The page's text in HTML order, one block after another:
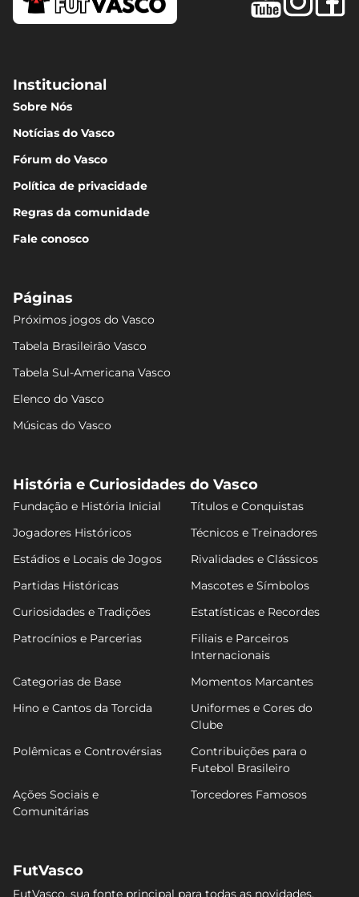
Institucional
Sobre Nós
Notícias do Vasco
Fórum do Vasco
Política de privacidade
Regras da comunidade
Fale conosco
Páginas
Próximos jogos do Vasco
Tabela Brasileirão Vasco
Tabela Sul-Americana Vasco
Elenco do Vasco
Músicas do Vasco
História e Curiosidades do Vasco
Fundação e História Inicial
Títulos e Conquistas
Jogadores Históricos
Técnicos e Treinadores
Estádios e Locais de Jogos
Rivalidades e Clássicos
Partidas Históricas
Mascotes e Símbolos
Curiosidades e Tradições
Estatísticas e Recordes
Patrocínios e Parcerias
Filiais e Parceiros
Internacionais
Categorias de Base
Momentos Marcantes
Hino e Cantos da Torcida
Uniformes e Cores do
Clube
Polêmicas e Controvérsias
Contribuições para o
Futebol Brasileiro
Ações Sociais e
Comunitárias
Torcedores Famosos
FutVasco
FutVasco, sua fonte principal para todas as novidades,